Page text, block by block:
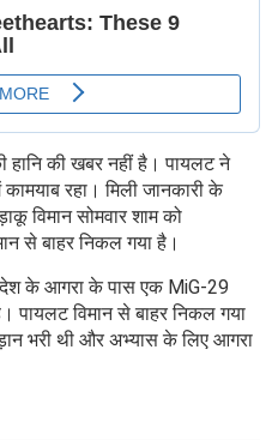
हानि की खबर नहीं है। पायलट ने
रहा। मिली जानकारी के
विमान सोमवार शाम को
से बाहर निकल गया है।
के आगरा के पास एक MiG-29
पायलट विमान से बाहर निकल गया
भरी थी और अभ्यास के लिए आगरा